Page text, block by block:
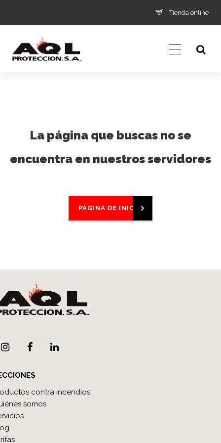
Tienda online
La página que buscas no se
encuentra en nuestros servidores
PÁGINA DE INICIO
contra incendios
somos